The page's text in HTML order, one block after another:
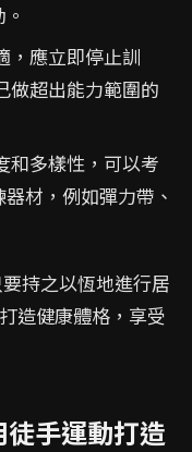
，應立即停止訓
做超出能力範圍的
和多樣性，可以考
材，例如彈力帶、
持之以恆地進行居
造健康體格，享受
手運動打造